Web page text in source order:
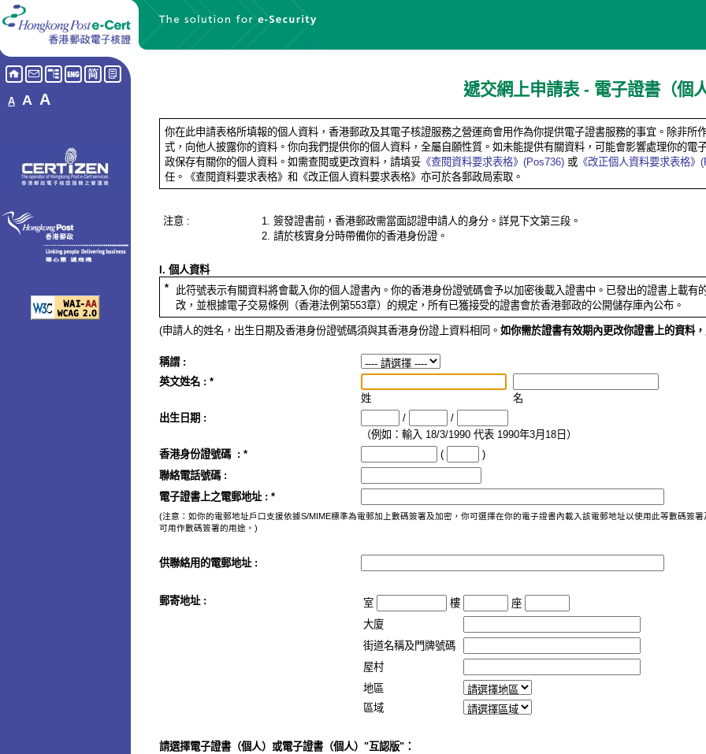
A A A 遞交網上申請表 - 電子證書（個人
你在此申請表格所填報的個人資料，香港郵政及其電子核證服務之營運商會用作為你提供電子證書服務的事宜。除非
式，向他人披露你的資料。你向我們提供你的個人資料，全屬自願性質。如未能提供有關資料，可能會影響處理你的
政保存有關你的個人資料。如需查閱或更改資料，請填妥 《查閱資料要求表格》(Pos736) 或 《改正個人資料要求表格》
任。《查閱資料要求表格》和《改正個人資料要求表格》亦可於各郵政局索取。
注意 :
簽發證書前，香港郵政需當面認證申請人的身分。詳見下文第三段。
請於核實身分時帶備你的香港身份證。
I. 個人資料
*
此符號表示有關資料將會載入你的個人證書內。你的香港身份證號碼會予以加密後載入證書中。已發出的證書上載
改，並根據電子交易條例（香港法例第553章）的規定，所有已獲接受的證書會於香港郵政的公開儲存庫內公布。
(申請人的姓名，出生日期及香港身份證號碼須與其香港身份證上資料相同。 如你需於證書有效期內更改你證書上的資料
稱謂 :
英文姓名 : *
姓
名
出生日期 : /
/
（例如：輸入 18/3/1990 代表 1990年3月18日）
香港身份證號碼 : * (
)
聯絡電話號碼 :
電子證書上之電郵地址: *
(注意：如你的電郵地址戶口支援依據S/MIME標準為電郵加上數碼簽署及加密，你可選擇在你的電子證書內載入該電郵地址以使用此等數碼簽
可用作數碼簽署的用途。)
供聯絡用的電郵地址:
郵寄地址 : 室 樓
座
大廈
街道名稱及門牌號碼
屋村
地區
區域
請選擇電子證書（個人）或電子證書（個人）"互認版"：